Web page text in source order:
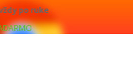
po ruke